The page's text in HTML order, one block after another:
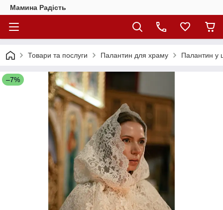
Мамина Радість
Товари та послуги Палантин для храму Палантин у
–7%